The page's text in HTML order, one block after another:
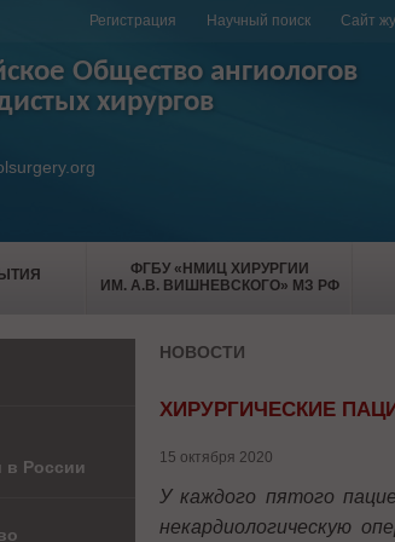
Регистрация Научный поиск Сайт
Общество ангиологов
хирургов
ФГБУ «НМИЦ ХИРУРГИИ
ИМ. А.В. ВИШНЕВСКОГО» МЗ РФ
НОВОСТИ
ХИРУРГИЧЕСКИЕ
15 октября 2020
У каждого пятого
некардиологическую
в России